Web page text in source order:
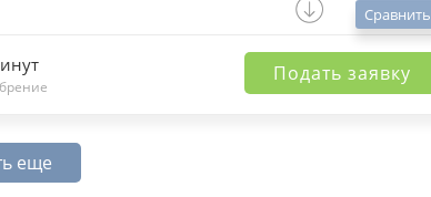
Сравнить
Подать заявку
еще